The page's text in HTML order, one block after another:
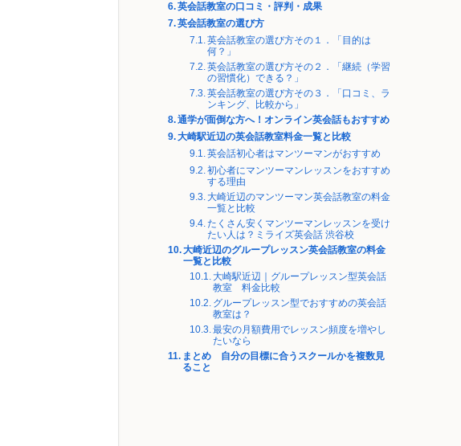
英会話教室の口コミ・評判・成果
英会話教室の選び方
英会話教室の選び方その１．「目的は
何？」
英会話教室の選び方その２．「継続（学習
の習慣化）できる？」
英会話教室の選び方その３．「口コミ、ラ
ンキング、比較から」
通学が面倒な方へ！オンライン英会話もおすすめ
大崎駅近辺の英会話教室料金一覧と比較
英会話初心者はマンツーマンがおすすめ
初心者にマンツーマンレッスンをおすすめ
する理由
大崎近辺のマンツーマン英会話教室の料金
一覧と比較
たくさん安くマンツーマンレッスンを受け
たい人は？ミライズ英会話 渋谷校
大崎近辺のグループレッスン英会話教室の料金
一覧と比較
大崎駅近辺｜グループレッスン型英会話
教室 料金比較
グループレッスン型でおすすめの英会話
教室は？
最安の月額費用でレッスン頻度を増やし
たいなら
まとめ 自分の目標に合うスクールかを複数見
ること